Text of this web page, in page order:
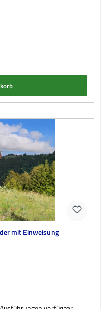
mit Einweisung